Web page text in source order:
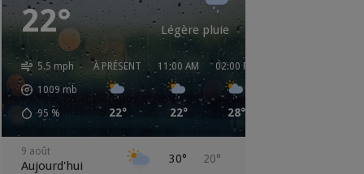
22° Légère pluie
5.5 mph
1009 mb
95 %
À PRÉSENT
22°
11:00 AM
22°
02:00 PM
28°
9 août
Aujourd'hui 30° 20°